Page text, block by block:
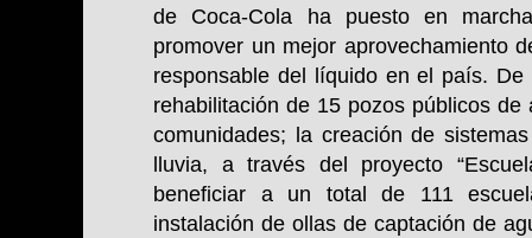
de Coca-Cola ha puesto en
promover un mejor aprovechamiento
responsable del líquido en el país.
rehabilitación de 15 pozos públicos
comunidades; la creación de
lluvia, a través del proyecto
beneficiar a un total de 111
instalación de ollas de captación de